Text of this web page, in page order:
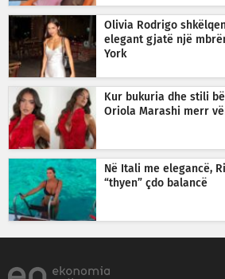
Olivia Rodrigo
elegant gjatë një
York
Kur bukuria dhe stili
Oriola Marashi merr
Në Itali me elegancë,
“thyen” çdo balancë